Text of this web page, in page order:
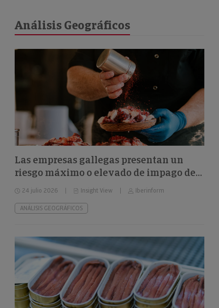
Análisis Geográficos
Las empresas gallegas presentan un
riesgo máximo o elevado de impago del
24%
24 julio 2026 Insight View Iberinform
ANÁLISIS GEOGRÁFICOS